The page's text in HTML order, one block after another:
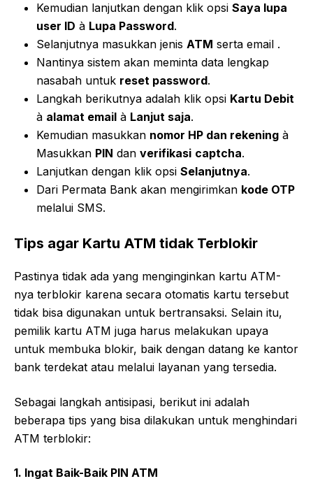
Kemudian lanjutkan dengan klik opsi Saya lupa
user ID à Lupa Password.
Selanjutnya masukkan jenis ATM serta email .
Nantinya sistem akan meminta data lengkap
nasabah untuk reset password.
Langkah berikutnya adalah klik opsi Kartu Debit
à alamat email à Lanjut saja.
Kemudian masukkan nomor HP dan rekening à
Masukkan PIN dan verifikasi captcha.
Lanjutkan dengan klik opsi Selanjutnya.
Dari Permata Bank akan mengirimkan kode OTP
melalui SMS.
Tips agar Kartu ATM tidak Terblokir
Pastinya tidak ada yang menginginkan kartu ATM-
nya terblokir karena secara otomatis kartu tersebut
tidak bisa digunakan untuk bertransaksi. Selain itu,
pemilik kartu ATM juga harus melakukan upaya
untuk membuka blokir, baik dengan datang ke kantor
bank terdekat atau melalui layanan yang tersedia.
Sebagai langkah antisipasi, berikut ini adalah
beberapa tips yang bisa dilakukan untuk menghindari
ATM terblokir:
1. Ingat Baik-Baik PIN ATM